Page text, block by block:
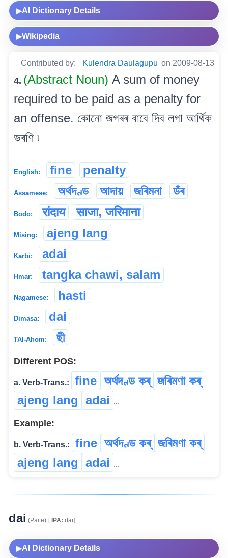
▶AI Dictionary Details
▶Wikipedia
Contributed by: Kulendra Daulagupu on 2009-08-13
4. (Abstract Noun) A sum of money
required to be paid as a penalty for
an offense. কোনো জগৰৰ বাবে দিব লগা আৰ্থিক
ভৰণি ৷
English: fine penalty
Assamese: অৰ্থদণ্ড আদায় জৰিমনা ডঁৰ
Bodo: रांदाय साजा, जरिमाना
Mising: ajeng lang
Karbi: adai
Hmar: tangka chawi, salam
Nagamese: hasti
Dimasa: dai
TAI-Ahom: ছী
Different POS:
a. Verb-Trans.: fine অৰ্থদণ্ড কৰ্ জৰিমণা কৰ্
ajeng lang adai ...
Example:
b. Verb-Trans.: fine অৰ্থদণ্ড কৰ্ জৰিমণা কৰ্
ajeng lang adai ...
dai (Paite) [IPA: dai]
▶AI Dictionary Details